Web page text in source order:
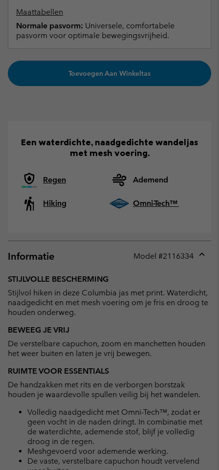
Maattabellen
Normale pasvorm: Universele, comfortabele
pasvorm voor optimale bewegingsvrijheid.
Toevoegen Aan Winkeltas
Een waterdichte, naadgedichte wandeljas
met mesh voering.
Regen Ademend
Hiking Omni-Tech™
Informatie Model #2116334
STIJLVOLLE BESCHERMING
Stijlvol hiken in deze Columbia jas met print. Waterdicht,
naadgedicht en met mesh voering om je fris en droog te
houden onderweg.
BEWEEG JE VRIJ
De verstelbare capuchon, zoom en manchetten houden
het weer buiten en laten je vrij bewegen.
RUIMTE VOOR ESSENTIALS
De handzakken met rits en de verborgen borstzak
houden je waardevolle spullen veilig bij het wandelen.
Volledig naadgedicht met Omni-Tech™, zodat er
geen vocht in de naden dringt. In combinatie met
de waterdichte, ademende stof, blijf je volledig
droog in de regen.
Meshgevoerd voor ademende werking.
De vaste, verstelbare capuchon houdt vervelend